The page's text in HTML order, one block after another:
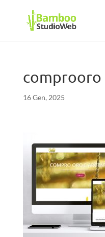
comprooro
16 Gen, 2025